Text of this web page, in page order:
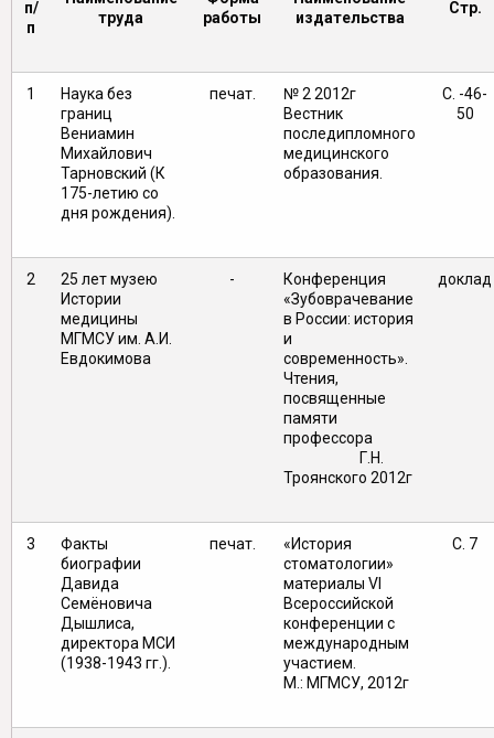
п/
п
труда
работы
издательства
Стр.
1
Наука без
границ
Вениамин
Михайлович
Тарновский (К
175-летию со
дня рождения).
печат.
№ 2 2012г
Вестник
последипломного
медицинского
образования.
С. -46-
50
2
25 лет музею
Истории
медицины
МГМСУ им. А.И.
Евдокимова
-
Конференция
«Зубоврачевание
в России: история
и
современность».
Чтения,
посвященные
памяти
профессора
Г.Н.
Троянского 2012г
доклад
3
Факты
биографии
Давида
Семёновича
Дышлиса,
директора МСИ
(1938-1943 гг.).
печат.
«История
стоматологии»
материалы VI
Всероссийской
конференции с
международным
участием.
М.: МГМСУ, 2012г
С. 7